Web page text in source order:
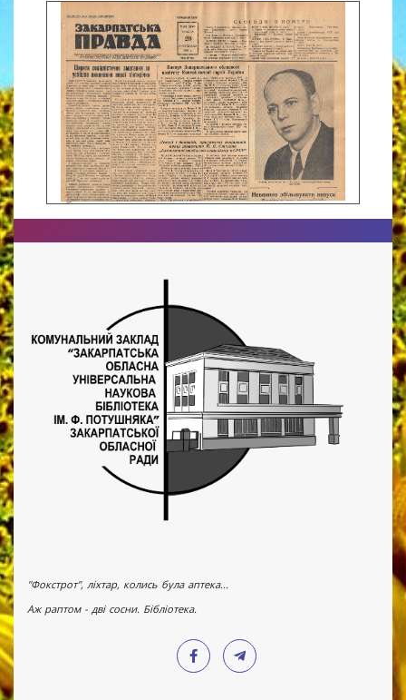
"Фокстрот", ліхтар, колись була аптека...
Аж раптом - дві сосни. Бібліотека.